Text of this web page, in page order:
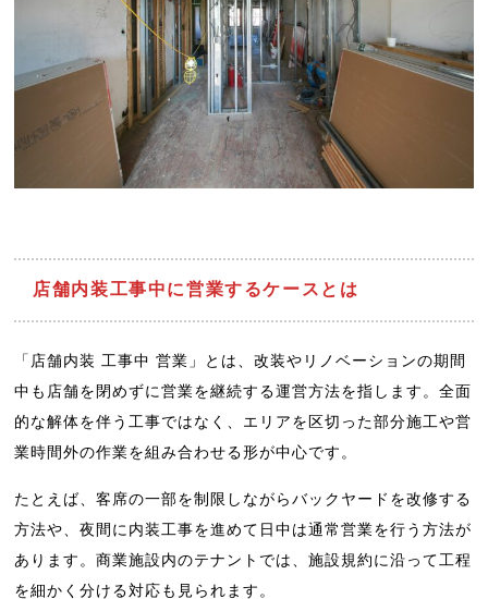
店舗内装工事中に営業するケースとは
「店舗内装 工事中 営業」とは、改装やリノベーションの期間
中も店舗を閉めずに営業を継続する運営方法を指します。全面
的な解体を伴う工事ではなく、エリアを区切った部分施工や営
業時間外の作業を組み合わせる形が中心です。
たとえば、客席の一部を制限しながらバックヤードを改修する
方法や、夜間に内装工事を進めて日中は通常営業を行う方法が
あります。商業施設内のテナントでは、施設規約に沿って工程
を細かく分ける対応も見られます。